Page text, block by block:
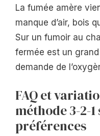
La fumée amère
manque d’air, bois
Sur un fumoir au
fermée est un
demande de
FAQ et
méthode 3-2-1
préférences